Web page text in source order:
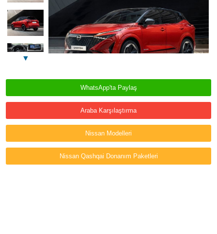
▼
WhatsApp'ta Paylaş
Araba Karşılaştırma
Nissan Modelleri
Nissan Qashqai Donanım Paketleri